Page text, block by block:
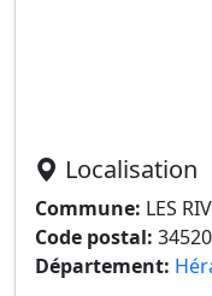
Localisation
Commune: LES
Code postal: 34520
Département: